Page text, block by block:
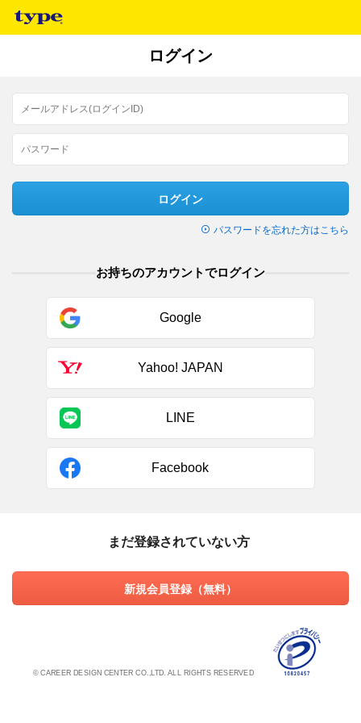
ログイン
ログイン
パスワードを忘れた方はこちら
お持ちのアカウントでログイン
Google
Yahoo! JAPAN
LINE
Facebook
まだ登録されていない方
新規会員登録（無料）
© CAREER DESIGN CENTER CO.,LTD. ALL RIGHTS RESERVED